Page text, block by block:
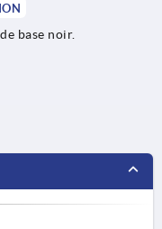
base noir.